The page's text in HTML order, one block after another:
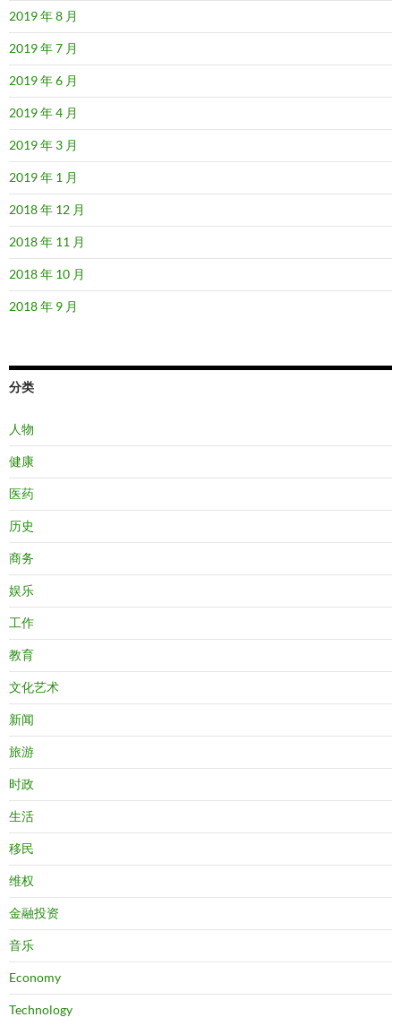
2019 年 8 月
2019 年 7 月
2019 年 6 月
2019 年 4 月
2019 年 3 月
2019 年 1 月
2018 年 12 月
2018 年 11 月
2018 年 10 月
2018 年 9 月
分类
人物
健康
医药
历史
商务
娱乐
工作
教育
文化艺术
新闻
旅游
时政
生活
移民
维权
金融投资
音乐
Economy
Technology